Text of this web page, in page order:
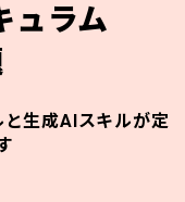
ュラム
生成AIスキルが定